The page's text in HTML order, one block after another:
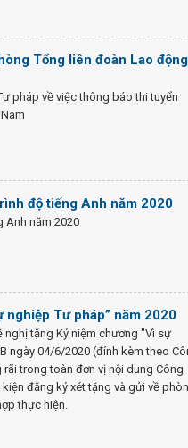
Tổng liên đoàn Lao động
pháp về việc thông báo thi tuyển
độ tiếng Anh năm 2020
Anh năm 2020
Tư pháp” năm 2020
nghị tặng Kỷ niệm chương "Vì sự
ngày 04/6/2020 (đính kèm theo
trong toàn đơn vị nội dung Công
đăng ký xét tặng và gửi về
thực hiện.